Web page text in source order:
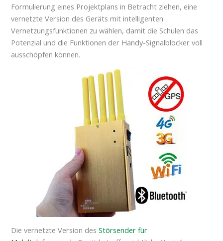
Formulierung eines Projektplans in Betracht ziehen, eine
vernetzte Version des Geräts mit intelligenten
Vernetzungsfunktionen zu wählen, damit die Schulen das
Potenzial und die Funktionen der Handy-Signalblocker voll
ausschöpfen können.
Die vernetzte Version desStörsender für